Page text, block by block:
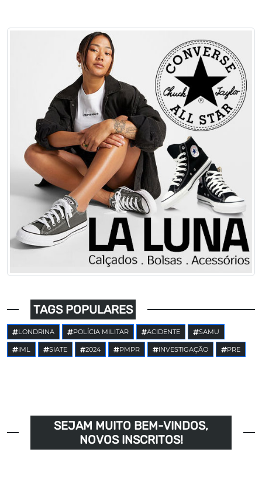
TAGS POPULARES
LONDRINA POLÍCIA MILITAR ACIDENTE SAMU
IML SIATE 2024 PMPR INVESTIGAÇÃO PRE
SEJAM MUITO BEM-VINDOS,
NOVOS INSCRITOS!